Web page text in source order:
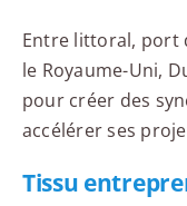
Entre littoral, port
le Royaume-Uni,
pour créer des
accélérer ses
Tissu